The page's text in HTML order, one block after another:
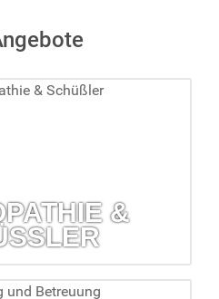
&
& Schüßler